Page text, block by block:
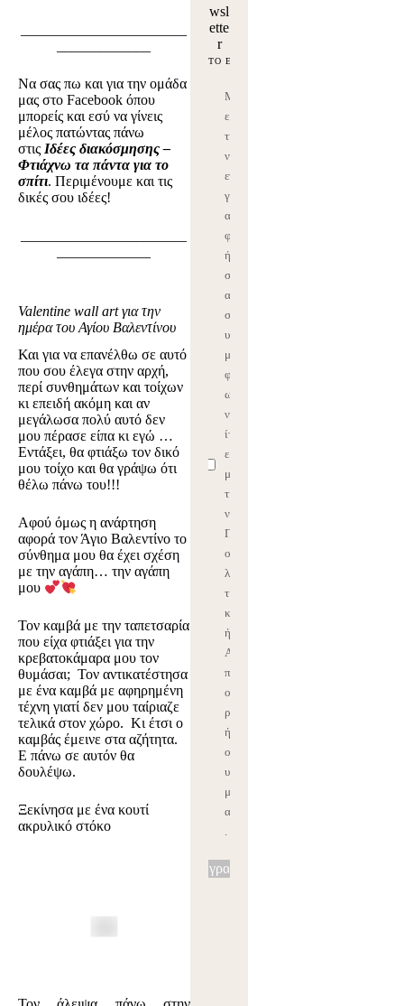
Να σας πω και για την ομάδα
μας στο Facebook όπου
μπορείς και εσύ να γίνεις
μέλος πατώντας πάνω
στις Ιδέες διακόσμησης –
Φτιάχνω τα πάντα για το
σπίτι. Περιμένουμε και τις
δικές σου ιδέες!
Valentine wall art για την
ημέρα του Αγίου Βαλεντίνου
Και για να επανέλθω σε αυτό
που σου έλεγα στην αρχή,
περί συνθημάτων και τοίχων
κι επειδή ακόμη και αν
μεγάλωσα πολύ αυτό δεν
μου πέρασε είπα κι εγώ …
Εντάξει, θα φτιάξω τον δικό
μου τοίχο και θα γράψω ότι
θέλω πάνω του!!!
Αφού όμως η ανάρτηση
αφορά τον Άγιο Βαλεντίνο το
σύνθημα μου θα έχει σχέση
με την αγάπη… την αγάπη
μου
Τον καμβά με την ταπετσαρία
που είχα φτιάξει για την
κρεβατοκάμαρα μου τον
θυμάσαι; Τον αντικατέστησα
με ένα καμβά με αφηρημένη
τέχνη γιατί δεν μου ταίριαζε
τελικά στον χώρο. Κι έτσι ο
καμβάς έμεινε στα αζήτητα.
Ε πάνω σε αυτόν θα
δουλέψω.
Ξεκίνησα με ένα κουτί
ακρυλικό στόκο
wsl
ette
r
Εγγραφή
Μ
ε
τη
ν
εγ
γρ
α
φ
ή
σ
ας
σ
υ
μ
φ
ω
νε
ίτ
ε
με
τη
ν
Π
ο
λι
τι
κ
ή
Α
π
ο
ρρ
ήτ
ο
υ
μ
ας
.